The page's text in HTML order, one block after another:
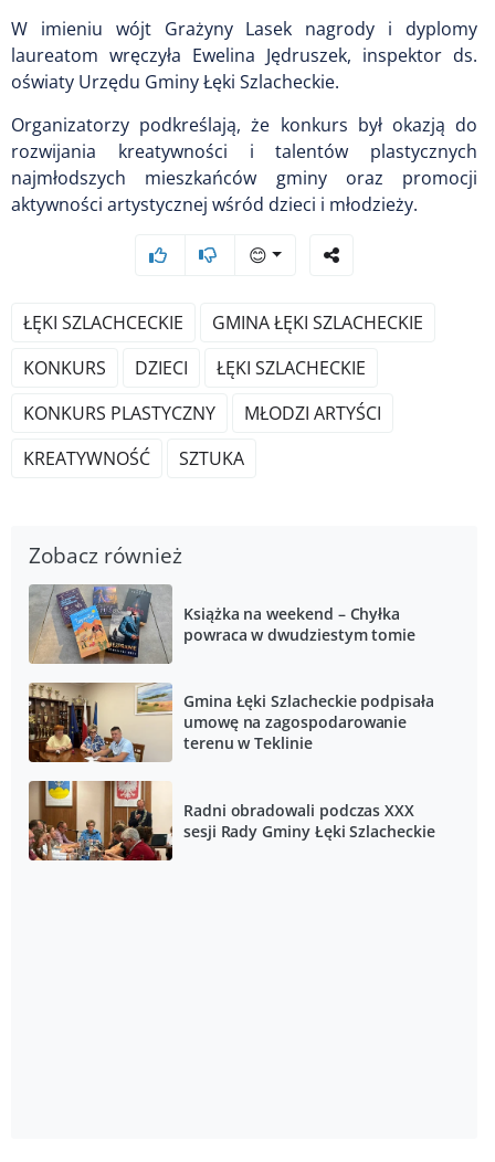
W imieniu wójt Grażyny Lasek nagrody i dyplomy
laureatom wręczyła Ewelina Jędruszek, inspektor ds.
oświaty Urzędu Gminy Łęki Szlacheckie.
Organizatorzy podkreślają, że konkurs był okazją do
rozwijania kreatywności i talentów plastycznych
najmłodszych mieszkańców gminy oraz promocji
aktywności artystycznej wśród dzieci i młodzieży.
😊
ŁĘKI SZLACHCECKIE
GMINA ŁĘKI SZLACHECKIE
KONKURS
DZIECI
ŁĘKI SZLACHECKIE
KONKURS PLASTYCZNY
MŁODZI ARTYŚCI
KREATYWNOŚĆ
SZTUKA
Zobacz również
Książka na weekend – Chyłka
powraca w dwudziestym tomie
Gmina Łęki Szlacheckie podpisała
umowę na zagospodarowanie
terenu w Teklinie
Radni obradowali podczas XXX
sesji Rady Gminy Łęki Szlacheckie